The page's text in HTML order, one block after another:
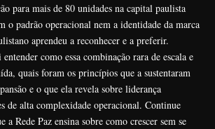
para mais de 80 unidades na capital paulista
o padrão operacional nem a identidade da marca
aprendeu a reconhecer e a preferir.
como essa combinação rara de escala e
quais foram os princípios que a sustentaram
e o que ela revela sobre liderança
de alta complexidade operacional. Continue
a Rede Paz ensina sobre como crescer sem se